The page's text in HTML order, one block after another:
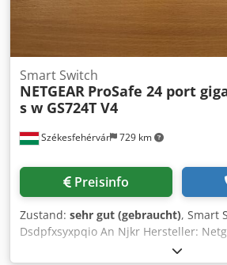
Székesfehérvár 729 km
Smart Switch
NETGEAR ProSafe 24 port
s w GS724T V4
Preisinfo
Zustand: sehr gut (gebraucht), Smart
Dsdpfxsyxpqio An Njkr Hersteller:
24 port Gigabit Smart Switch GS724T